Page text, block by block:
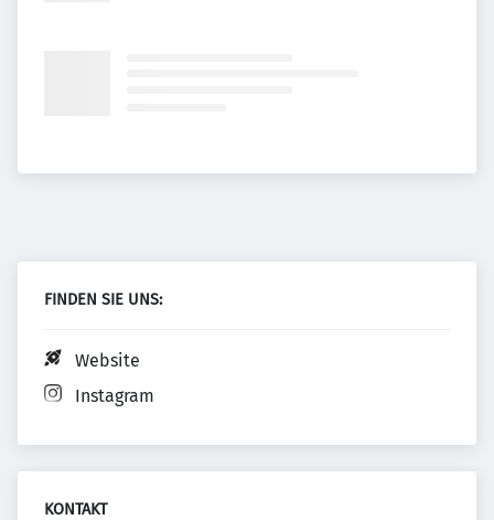
FINDEN SIE UNS:
Website
Instagram
KONTAKT